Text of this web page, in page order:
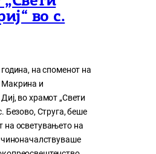
во с.
на споменот на
Макрина и
во храмот „Свети
Безово, Струга, беше
на осветувањето на
чиноначалствуваше